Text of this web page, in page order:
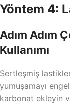
Yöntem 4:
Adım Adım
Kullanımı
Sertleşmiş
yumuşamayı
karbonat ekleyin